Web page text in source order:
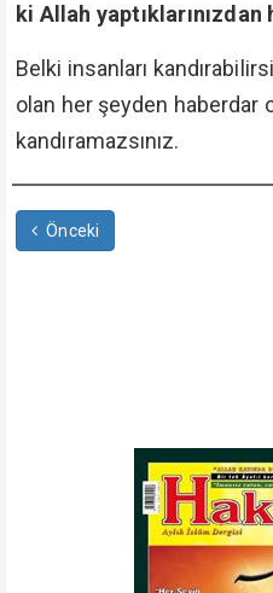
ki Allah yaptıklarınızdan
Belki insanları
olan her şeyden haberdar
kandıramazsınız.
Önceki